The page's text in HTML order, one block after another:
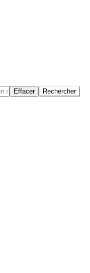
Effacer Rechercher